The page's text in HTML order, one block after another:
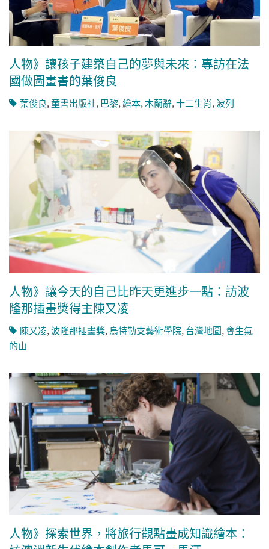
人物》讓孩子建築自己的夢與未來：專訪在法
國做圖畫書的葉俊良
葉俊良,童書出版社, 巴黎,繪本, 木蘭辭,十二生肖,波列
人物》讓今天的自己比昨天更進步一點：訪波
隆那插畫獎得主陳又凌
陳又凌,波隆那插畫獎, 烏特勒支藝術學院, 台灣地圖,會生氣
的山
人物》探索世界，將旅行觀點畫成知識繪本：